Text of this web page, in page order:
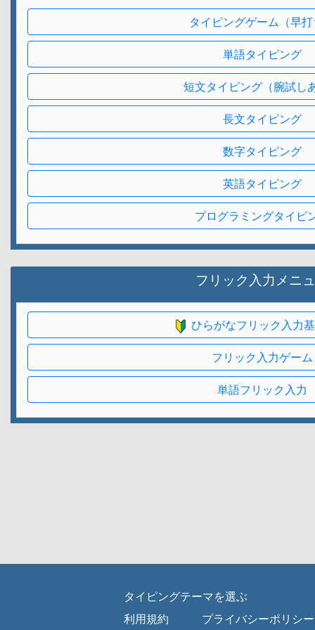
タイピングゲーム（早
単語タイピング
短文タイピング（腕試し
長文タイピング
数字タイピング
英語タイピング
プログラミングタイピ
フリック入力メニ
ひらがなフリック入力
フリック入力ゲーム
単語フリック入力
タイピングテーマを選ぶ
利用規約
プライバシーポリシー